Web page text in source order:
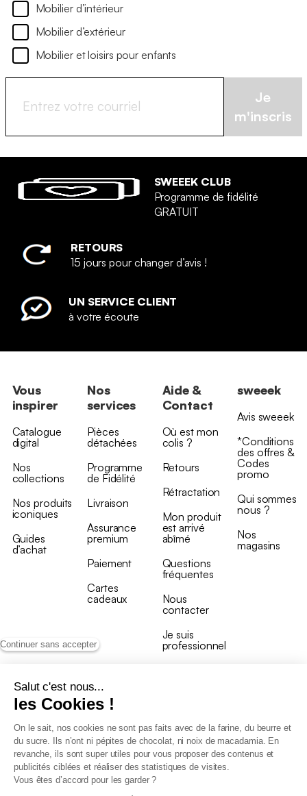
Continuer sans accepter
Salut c'est nous...
les Cookies !
On le sait, nos cookies ne sont pas faits avec de la farine, du beurre et
du sucre. Ils n’ont ni pépites de chocolat, ni noix de macadamia. En
revanche, ils sont super utiles pour vous proposer des contenus et
publicités ciblées et réaliser des statistiques de visites.
Vous êtes d’accord pour les garder ?
Mobilier d’intérieur
Mobilier d’extérieur
Mobilier et loisirs pour enfants
Je
m'inscris
SWEEEK CLUB
Programme de fidélité
GRATUIT
RETOURS
15 jours pour changer d’avis !
UN SERVICE CLIENT
à votre écoute
Vous
inspirer
Catalogue
digital
Nos
collections
Nos produits
iconiques
Guides
d’achat
Nos
services
Pièces
détachées
Programme
de Fidélité
Livraison
Assurance
premium
Paiement
Cartes
cadeaux
Aide &
Contact
Où est mon
colis ?
Retours
Rétractation
Mon produit
est arrivé
abîmé
Questions
fréquentes
Nous
contacter
Je suis
professionnel
sweeek
Avis sweeek
*Conditions
des offres &
Codes
promo
Qui sommes
nous ?
Nos
magasins
Conditions générales de vente
Conditions générales du programme de fidélité
Charte de données personnelles
Conditions générales de vente Pro
Déclaration d’accessibilité